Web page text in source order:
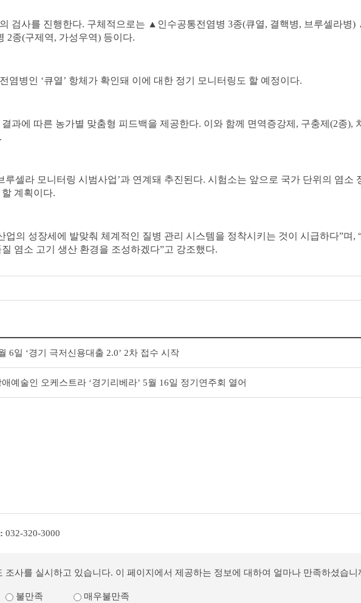
검사를 진행한다. 구체적으로는 ▲ 인수공통전염병 3종(큐열, 결핵병, 브루셀라병)
2종(구제역, 가성우역) 등이다.
염병인 ‘큐열’ 항체가 확인돼 이에 대한 정기 모니터링도 할 예정이다.
결과에 따른 농가별 맞춤형 피드백을 제공한다. 이와 함께 면역증강제 , 구충제 (2종),
.
루셀라 모니터링 시범사업’과 연계돼 추진된다. 시험소는 앞으로 국가 단위의 염소
계획이다.
업의 성장세에 발맞춰 체계적인 질병 관리 시스템을 정착시키는 것이 시급하다”며 ,
염소 고기 생산 환경을 조성하겠다”고 강조했다.
6일 ‘경기 극저신용대출 2.0’ 2차 접수 시작
예술인 오케스트라 ‘경기리베라’ 5월 16일 정기연주회 열어
032-320-3000
사를 실시하고 있습니다. 이 페이지에서 제공하는 정보에 대하여 얼마나 만족하셨습니
불만족 매우불만족